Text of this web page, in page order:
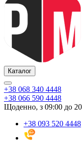
Каталог
+38 068 340 4448
+38 066 590 4448
Щоденно, з 09:00 до
+38 093 520 4448